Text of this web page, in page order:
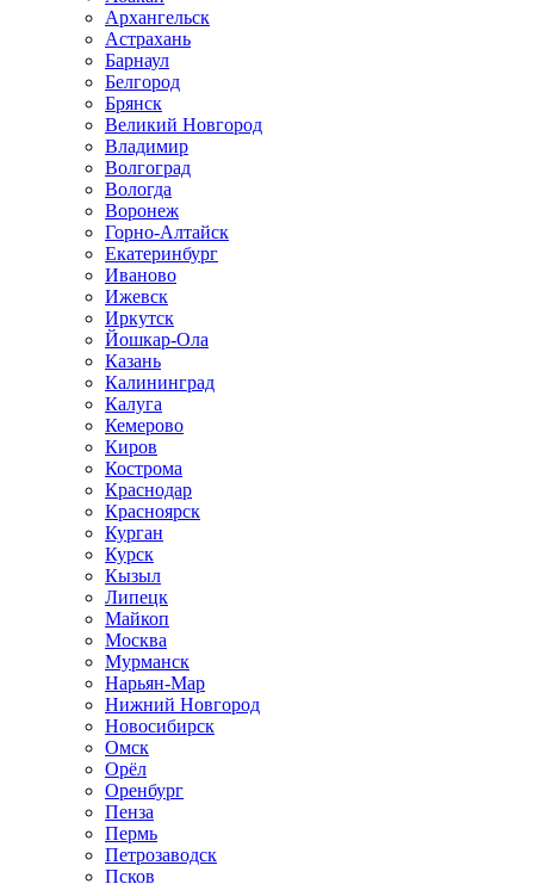
Архангельск
Астрахань
Барнаул
Белгород
Брянск
Великий Новгород
Владимир
Волгоград
Вологда
Воронеж
Горно-Алтайск
Екатеринбург
Иваново
Ижевск
Иркутск
Йошкар-Ола
Казань
Калининград
Калуга
Кемерово
Киров
Кострома
Краснодар
Красноярск
Курган
Курск
Кызыл
Липецк
Майкоп
Москва
Мурманск
Нарьян-Мар
Нижний Новгород
Новосибирск
Омск
Орёл
Оренбург
Пенза
Пермь
Петрозаводск
Псков